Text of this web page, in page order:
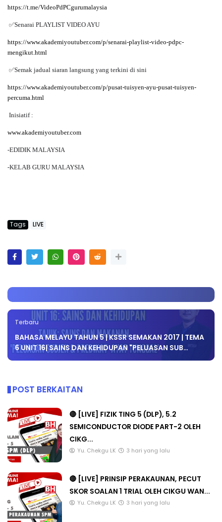
https://t.me/VideoPdPCgurumalaysia
✅Senarai PLAYLIST VIDEO AYU
https://www.akademiyoutuber.com/p/senarai-playlist-video-pdpc-
mengikut.html
✅Semak jadual siaran langsung yang terkini di sini
https://www.akademiyoutuber.com/p/pusat-tuisyen-ayu-pusat-tuisyen-
percuma.html
Inisiatif :
www.akademiyoutuber.com
-EDIDIK MALAYSIA
-KELAB GURU MALAYSIA
Tags LIVE
Terbaru
BAHASA MELAYU TAHUN 5 | KSSR SEMAKAN 2017 | TEMA
6 UNIT 16| SAINS DAN KEHIDUPAN "PELUASAN SUB…
POST BERKAITAN
🔴 [LIVE] FIZIK TING 5 (DLP), 5.2
SEMICONDUCTOR DIODE PART-2 OLEH
CIKG...
Yu. Chekgu LK 3 hari yang lalu
🔴 [LIVE] PRINSIP PERAKAUNAN, PECUT
SKOR SOALAN 1 TRIAL OLEH CIKGU WAN...
Yu. Chekgu LK 3 hari yang lalu